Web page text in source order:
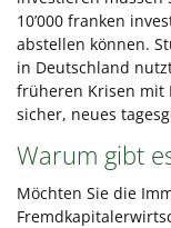
10’000 franken
abstellen können.
in Deutschland
früheren Krisen mit
sicher, neues
Warum gibt
Möchten Sie die